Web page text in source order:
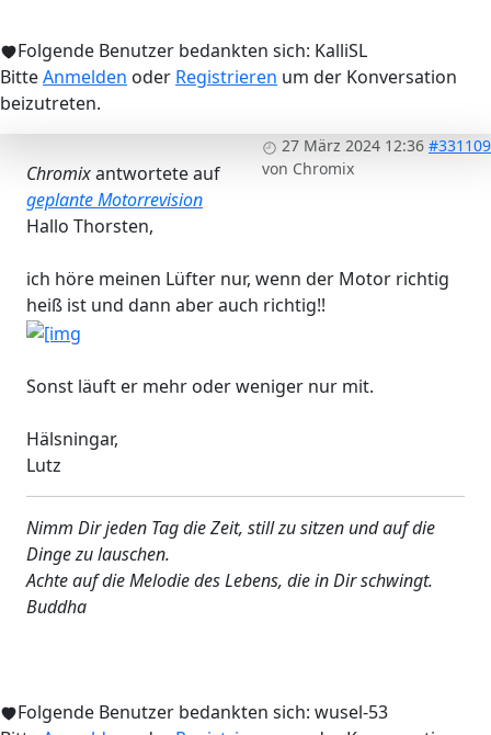
Folgende Benutzer bedankten sich: KalliSL
BitteAnmelden oder Registrieren um der Konversation
beizutreten.
27 März 2024 12:36 #331109
von Chromix
Chromixantwortete auf
geplante Motorrevision
Hallo Thorsten,
ich höre meinen Lüfter nur, wenn der Motor richtig
heiß ist und dann aber auch richtig!!
Sonst läuft er mehr oder weniger nur mit.
Hälsningar,
Lutz
Nimm Dir jeden Tag die Zeit, still zu sitzen und auf die
Dinge zu lauschen.
Achte auf die Melodie des Lebens, die in Dir schwingt.
Buddha
Folgende Benutzer bedankten sich: wusel-53